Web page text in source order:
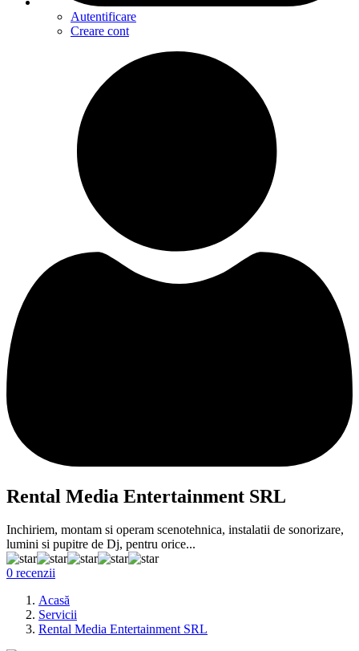
Autentificare
Creare cont
Rental Media Entertainment SRL
Inchiriem, montam si operam scenotehnica, instalatii de sonorizare,
lumini si pupitre de Dj, pentru orice...
0 recenzii
Acasă
Servicii
Rental Media Entertainment SRL